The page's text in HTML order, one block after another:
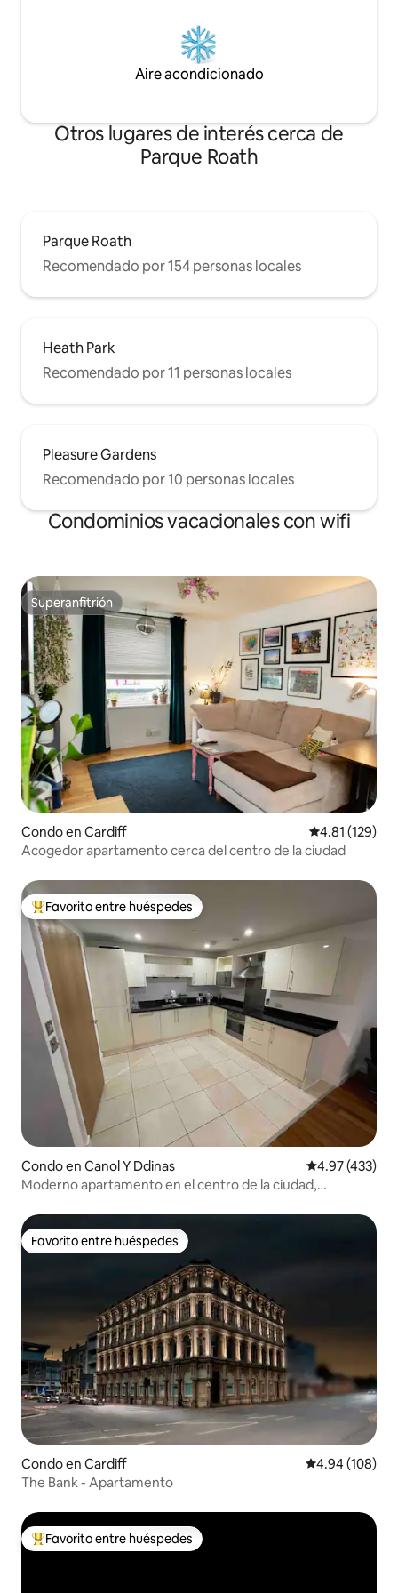
Aire acondicionado
Otros lugares de interés cerca de
Parque Roath
Parque Roath
Recomendado por 154 personas locales
Heath Park
Recomendado por 11 personas locales
Pleasure Gardens
Recomendado por 10 personas locales
Condominios vacacionales con wifi
Superanfitrión
Superanfitrión
Condo en Cardiff Calificación
4.81 (129)
Acogedor apartamento cerca del centro de la ciudad
Favorito entre huéspedes preferido
Favorito entre huéspedes
Condo en Canol Y Ddinas Calificación
4.97 (433)
Moderno apartamento en el centro de la ciudad,
Favorito entre huéspedes
Favorito entre huéspedes
Condo en Cardiff Calificación
4.94 (108)
The Bank - Apartamento
Favorito entre huéspedes preferido
Favorito entre huéspedes